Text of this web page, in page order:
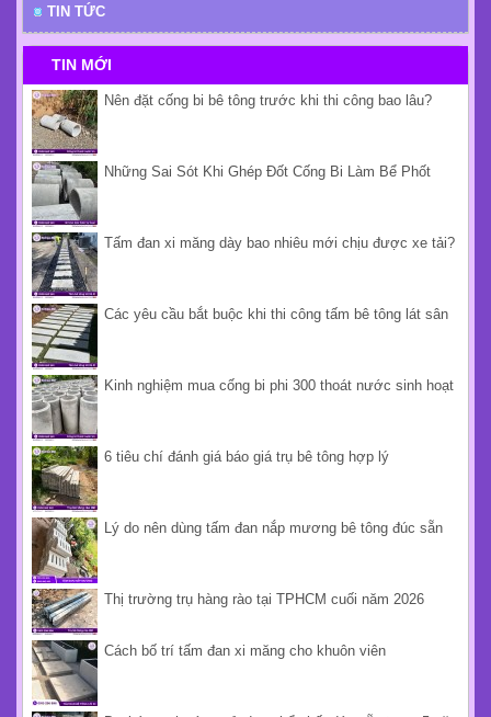
TIN TỨC
TIN MỚI
Nên đặt cống bi bê tông trước khi thi công bao lâu?
Những Sai Sót Khi Ghép Đốt Cống Bi Làm Bể Phốt
Tấm đan xi măng dày bao nhiêu mới chịu được xe tải?
Các yêu cầu bắt buộc khi thi công tấm bê tông lát sân
Kinh nghiệm mua cống bi phi 300 thoát nước sinh hoạt
6 tiêu chí đánh giá báo giá trụ bê tông hợp lý
Lý do nên dùng tấm đan nắp mương bê tông đúc sẵn
Thị trường trụ hàng rào tại TPHCM cuối năm 2026
Cách bố trí tấm đan xi măng cho khuôn viên